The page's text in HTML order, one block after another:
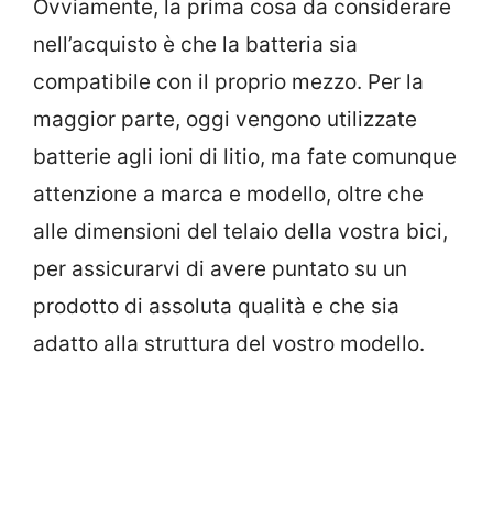
Ovviamente, la prima cosa da considerare
nell’acquisto è che la batteria sia
compatibile con il proprio mezzo. Per la
maggior parte, oggi vengono utilizzate
batterie agli ioni di litio, ma fate comunque
attenzione a marca e modello, oltre che
alle dimensioni del telaio della vostra bici,
per assicurarvi di avere puntato su un
prodotto di assoluta qualità e che sia
adatto alla struttura del vostro modello.